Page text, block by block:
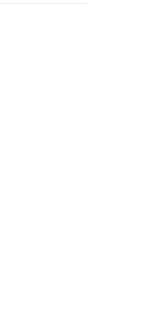
Congrès 2018